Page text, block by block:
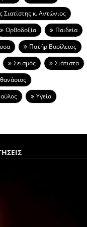
Σιατίστης κ. Αντώνιος
Ορθοδοξία
Παιδεία
Πατήρ Βασίλειος
Σεισμός
Σιάτιστα
Υγεία